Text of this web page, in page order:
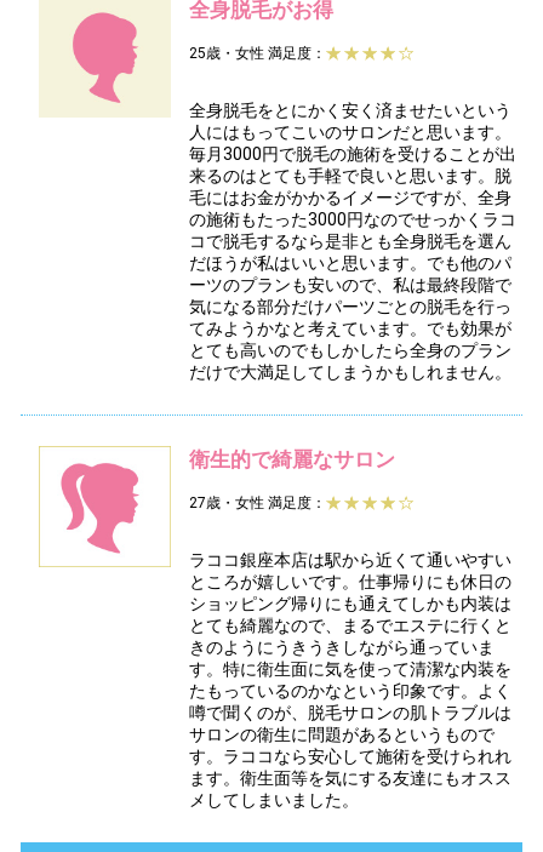
全身脱毛がお得
25歳・女性 満足度：
全身脱毛をとにかく安く済ませたいという
人にはもってこいのサロンだと思います。
毎月3000円で脱毛の施術を受けることが出
来るのはとても手軽で良いと思います。脱
毛にはお金がかかるイメージですが、全身
の施術もたった3000円なのでせっかくラコ
コで脱毛するなら是非とも全身脱毛を選ん
だほうが私はいいと思います。でも他のパ
ーツのプランも安いので、私は最終段階で
気になる部分だけパーツごとの脱毛を行っ
てみようかなと考えています。でも効果が
とても高いのでもしかしたら全身のプラン
だけで大満足してしまうかもしれません。
衛生的で綺麗なサロン
27歳・女性 満足度：
ラココ銀座本店は駅から近くて通いやすい
ところが嬉しいです。仕事帰りにも休日の
ショッピング帰りにも通えてしかも内装は
とても綺麗なので、まるでエステに行くと
きのようにうきうきしながら通っていま
す。特に衛生面に気を使って清潔な内装を
たもっているのかなという印象です。よく
噂で聞くのが、脱毛サロンの肌トラブルは
サロンの衛生に問題があるというもので
す。ラココなら安心して施術を受けられれ
ます。衛生面等を気にする友達にもオスス
メしてしまいました。